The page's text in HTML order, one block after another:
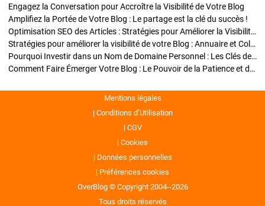
Engagez la Conversation pour Accroître la Visibilité de Votre Blog
Amplifiez la Portée de Votre Blog : Le partage est la clé du succès !
Optimisation SEO des Articles : Stratégies pour Améliorer la Visibilité de Votre Blog
Stratégies pour améliorer la visibilité de votre Blog : Annuaire et Collaborations
Pourquoi Investir dans un Nom de Domaine Personnel : Les Clés de la Réussite de Votre Blog
Comment Faire Émerger Votre Blog : Le Pouvoir de la Patience et de la Persévérance
Mentions légales
Conditions d’Utilisation
CGV
Cookies
Données personnelles
Préférences cookies
OverBlog © Copyright 2004--2026
Tous droits réservés